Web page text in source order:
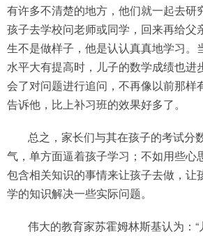
有许多不清楚的地方，他们就一起去研
孩子去学校问老师或同学，回来再给父
生不是做样子，他是认认真真地学习。
水平大有提高时，儿子的数学成绩也进
会了对问题进行追问，不再像以前那样
告诉他，比上补习班的效果好多了。
总之，家长们与其在孩子的考试分
气，单方面逼着孩子学习；不如用些心
包含相关知识的事情来让孩子去做，让
学的知识解决一些实际问题。
伟大的教育家苏霍姆林斯基认为：